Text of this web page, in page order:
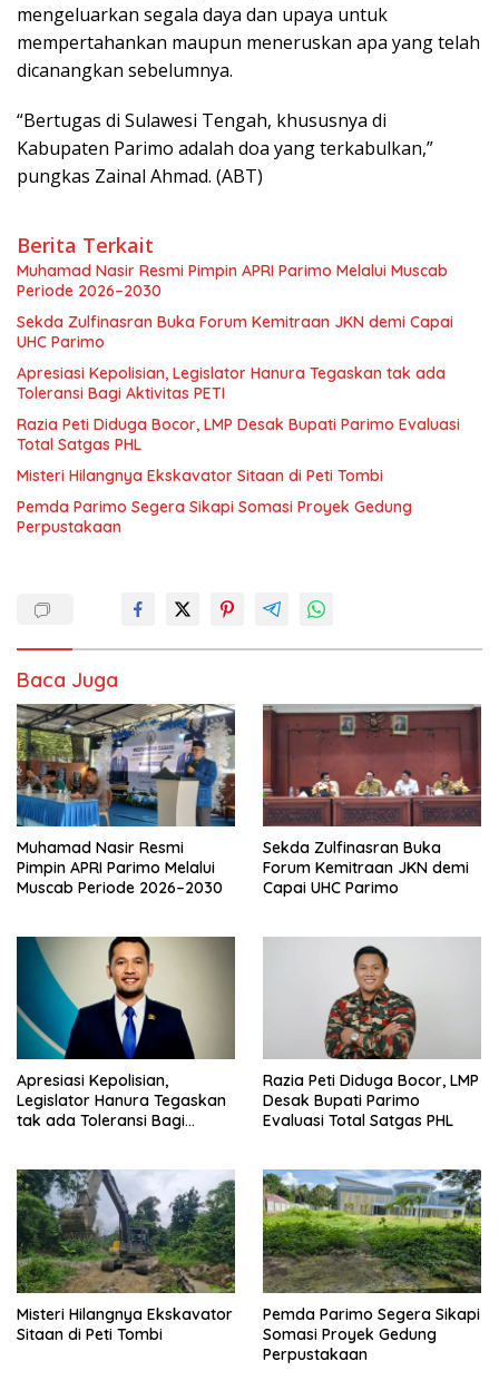
mengeluarkan segala daya dan upaya untuk
mempertahankan maupun meneruskan apa yang telah
dicanangkan sebelumnya.
“Bertugas di Sulawesi Tengah, khususnya di
Kabupaten Parimo adalah doa yang terkabulkan,”
pungkas Zainal Ahmad. (ABT)
Berita Terkait
Muhamad Nasir Resmi Pimpin APRI Parimo Melalui Muscab
Periode 2026–2030
Sekda Zulfinasran Buka Forum Kemitraan JKN demi Capai
UHC Parimo
Apresiasi Kepolisian, Legislator Hanura Tegaskan tak ada
Toleransi Bagi Aktivitas PETI
Razia Peti Diduga Bocor, LMP Desak Bupati Parimo Evaluasi
Total Satgas PHL
Misteri Hilangnya Ekskavator Sitaan di Peti Tombi
Pemda Parimo Segera Sikapi Somasi Proyek Gedung
Perpustakaan
Baca Juga
Muhamad Nasir Resmi
Pimpin APRI Parimo Melalui
Muscab Periode 2026–2030
Sekda Zulfinasran Buka
Forum Kemitraan JKN demi
Capai UHC Parimo
Apresiasi Kepolisian,
Legislator Hanura Tegaskan
tak ada Toleransi Bagi
Razia Peti Diduga Bocor, LMP
Desak Bupati Parimo
Evaluasi Total Satgas PHL
Misteri Hilangnya Ekskavator
Sitaan di Peti Tombi
Pemda Parimo Segera Sikapi
Somasi Proyek Gedung
Perpustakaan